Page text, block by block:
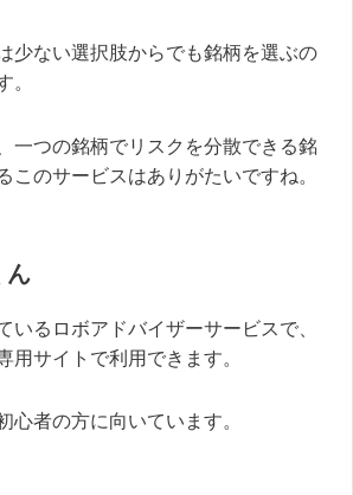
少ない選択肢からでも銘柄を選ぶの
。
一つの銘柄でリスクを分散できる銘
このサービスはありがたいですね。
ん
いるロボアドバイザーサービスで、
用サイトで利用できます。
心者の方に向いています。